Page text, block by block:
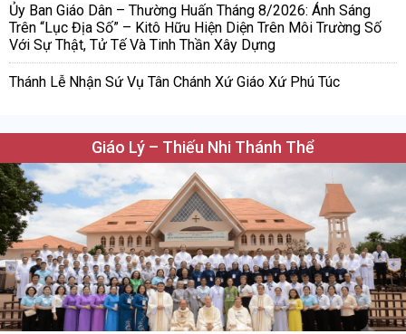
Ủy Ban Giáo Dân – Thường Huấn Tháng 8/2026: Ánh Sáng
Trên “Lục Địa Số” – Kitô Hữu Hiện Diện Trên Môi Trường Số
Với Sự Thật, Tử Tế Và Tinh Thần Xây Dựng
Thánh Lễ Nhận Sứ Vụ Tân Chánh Xứ Giáo Xứ Phú Túc
Giáo Lý – Thiếu Nhi Thánh Thể